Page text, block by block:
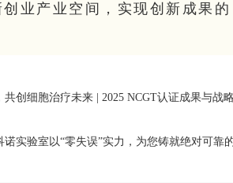
业产业空间，实现创新成果的
共创细胞治疗未来 | 2025 NCGT认证成果与战
诺实验室以“零失误”实力，为您铸就绝对可靠